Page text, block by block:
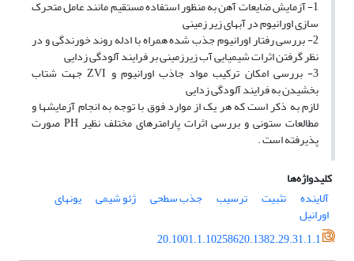
1- آزمایش ضایعات آهن به منظور استفاده مستقیم مانند عامل متحرک
سازی اورانیوم در آبهای زیر زمینی
2- بررسی رفتار اورانیوم جذب شده همراه با ادله روند خورندگی و در
نظر گرفتن اثرات شیمیایی آب زیرزمینی بر فرایند آلودگی زدایی
3- بررسی امکان ترکیب مواد جاذب اورانیوم و ZVI جهت شتاب
بخشیدن به فرایند آلودگی زدایی
لازم به ذکر است که هر یک از موارد فوق با توجه به انجام آزمایشها و
مطالعات ستونی و بررسی اثرات پارامترهای مختلف نظیر PH صورت
پذیرفته است .
کلیدواژه‌ها
آلاینده
تثبیت ترسیب جذب سطحی ژئو شیمی یونهای
اورانیل
20.1001.1.10258620.1382.29.31.1.1